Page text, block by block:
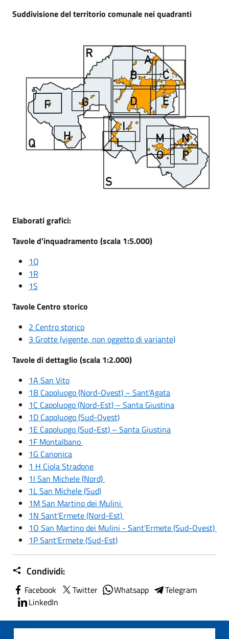
Suddivisione del territorio comunale nei quadranti
Elaborati grafici:
Tavole d'inquadramento (scala 1:5.000)
1Q
1R
1S
Tavole Centro storico
2 Centro storico
3 Grotte (vigente, non oggetto di variante)
Tavole di dettaglio (scala 1:2.000)
1A San Vito
1B Capoluogo (Nord-Ovest) – Sant’Agata
1C Capoluogo (Nord-Est) – Santa Giustina
1D Capoluogo (Sud-Ovest)
1E Capoluogo (Sud-Est) – Santa Giustina
1F Montalbano
1G Canonica
1 H Ciola Stradone
1I San Michele (Nord)
1L San Michele (Sud)
1M San Martino dei Mulini
1N Sant'Ermete (Nord-Est)
1O San Martino dei Mulini - Sant'Ermete (Sud-Ovest)
1P Sant'Ermete (Sud-Est)
Condividi:
Facebook Twitter Whatsapp
Telegram
LinkedIn